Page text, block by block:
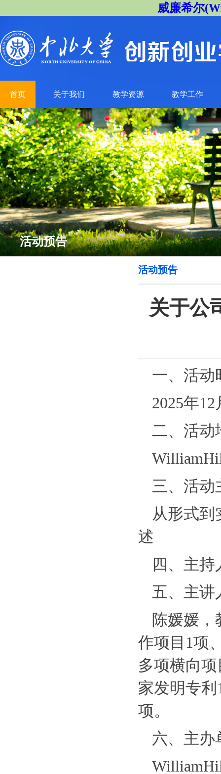
威廉希尔
首页 关于我们 教学资源 教学工作
活动预告
活动预告
关于公
一、活动
2025年
二、活动
三、活动
从形式
述
四、主
五、主讲
陈媛媛
作项目1项
多项横向
家发明专
项。
六、主办